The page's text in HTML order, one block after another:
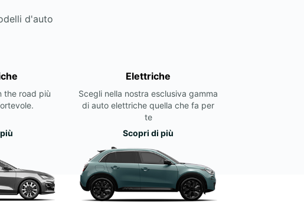
d'auto
the road più
Elettriche
Scegli nella nostra esclusiva gamma
di auto elettriche quella che fa per
te
Scopri di più